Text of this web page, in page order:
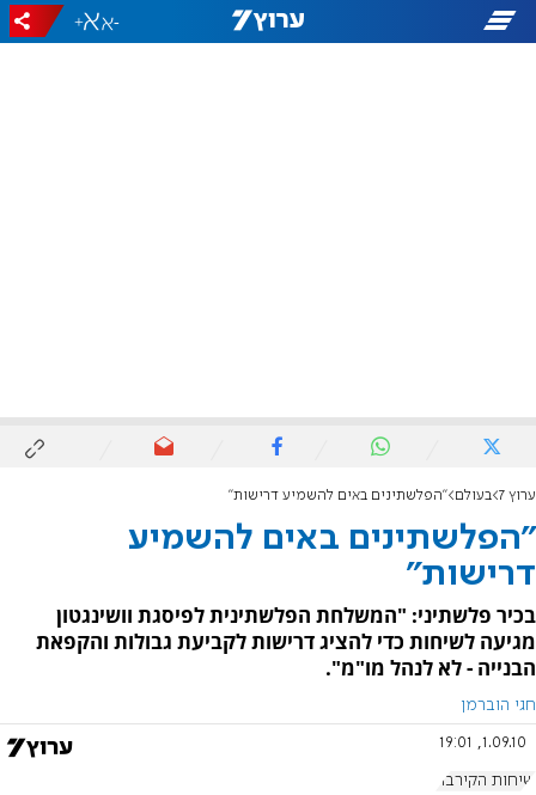
-
+
ערוץ 7 בעולם "הפלשתינים באים להשמיע דרישות"
"הפלשתינים באים להשמיע
דרישות"
בכיר פלשתיני: "המשלחת הפלשתינית לפיסגת וושינגטון
מגיעה לשיחות כדי להציג דרישות לקביעת גבולות והקפאת
הבנייה - לא לנהל מו"מ".
חגי הוברמן
1.09.10, 19:01
שיחות הקירבה